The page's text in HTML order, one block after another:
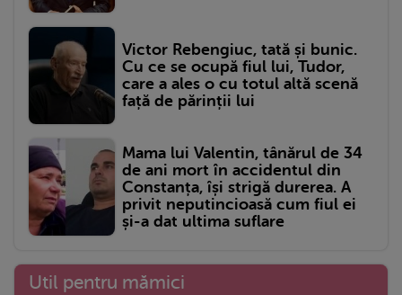
Victor Rebengiuc, tată și bunic.
Cu ce se ocupă fiul lui, Tudor,
care a ales o cu totul altă scenă
față de părinții lui
Mama lui Valentin, tânărul de 34
de ani mort în accidentul din
Constanța, își strigă durerea. A
privit neputincioasă cum fiul ei
și-a dat ultima suflare
Util pentru mămici